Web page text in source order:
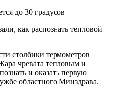
до 30 градусов
столбики термометров
чревата тепловым и
и оказать первую
областного Минздрава.